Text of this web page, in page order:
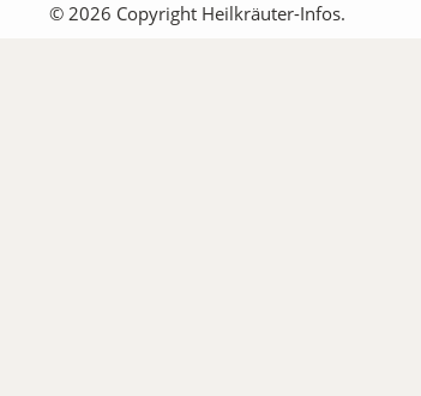
© 2026 Copyright Heilkräuter-Infos.